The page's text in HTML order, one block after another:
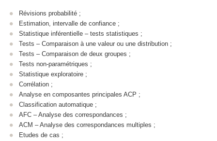
Révisions probabilité ;
Estimation, intervalle de confiance ;
Statistique inférentielle – tests statistiques ;
Tests – Comparaison à une valeur ou une distribution ;
Tests – Comparaison de deux groupes ;
Tests non-paramétriques ;
Statistique exploratoire ;
Corrélation ;
Analyse en composantes principales ACP ;
Classification automatique ;
AFC – Analyse des correspondances ;
ACM – Analyse des correspondances multiples ;
Etudes de cas ;